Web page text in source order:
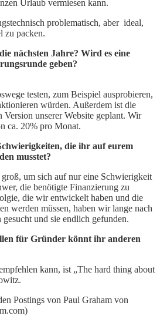
Urlaub vermiesen kann.
problematisch, aber ideal,
zu packen.
nächsten Jahre? Wird es eine
geben?
testen, zum Beispiel ausprobieren,
würden. Außerdem ist die
unserer Website geplant. Wir
ca. 20% pro Monat.
die ihr auf eurem
musstet?
um sich auf nur eine Schwierigkeit
die benötigte Finanzierung zu
die wir entwickelt haben und die
werden müssen, haben wir lange nach
und sie endlich gefunden.
für Gründer könnt ihr anderen
kann, ist „The hard thing about
Postings von Paul Graham von